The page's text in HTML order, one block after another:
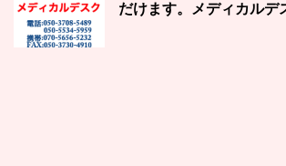
だけます。メディカルデ